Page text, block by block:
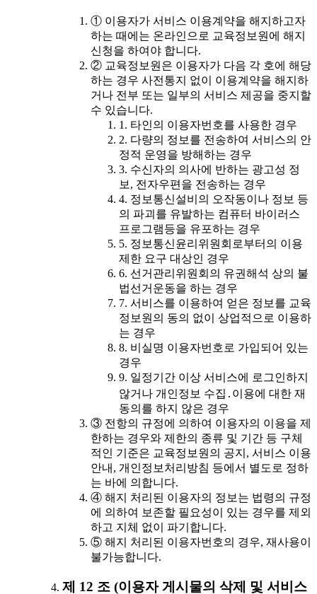
① 이용자가 서비스 이용계약을 해지하고자
하는 때에는 온라인으로 교육정보원에 해지
신청을 하여야 합니다.
② 교육정보원은 이용자가 다음 각 호에 해당
하는 경우 사전통지 없이 이용계약을 해지하
거나 전부 또는 일부의 서비스 제공을 중지할
수 있습니다.
1. 타인의 이용자번호를 사용한 경우
2. 다량의 정보를 전송하여 서비스의 안
정적 운영을 방해하는 경우
3. 수신자의 의사에 반하는 광고성 정
보, 전자우편을 전송하는 경우
4. 정보통신설비의 오작동이나 정보 등
의 파괴를 유발하는 컴퓨터 바이러스
프로그램등을 유포하는 경우
5. 정보통신윤리위원회로부터의 이용
제한 요구 대상인 경우
6. 선거관리위원회의 유권해석 상의 불
법선거운동을 하는 경우
7. 서비스를 이용하여 얻은 정보를 교육
정보원의 동의 없이 상업적으로 이용하
는 경우
8. 비실명 이용자번호로 가입되어 있는
경우
9. 일정기간 이상 서비스에 로그인하지
않거나 개인정보 수집․이용에 대한 재
동의를 하지 않은 경우
③ 전항의 규정에 의하여 이용자의 이용을 제
한하는 경우와 제한의 종류 및 기간 등 구체
적인 기준은 교육정보원의 공지, 서비스 이용
안내, 개인정보처리방침 등에서 별도로 정하
는 바에 의합니다.
④ 해지 처리된 이용자의 정보는 법령의 규정
에 의하여 보존할 필요성이 있는 경우를 제외
하고 지체 없이 파기합니다.
⑤ 해지 처리된 이용자번호의 경우, 재사용이
불가능합니다.
제 12 조 (이용자 게시물의 삭제 및 서비스